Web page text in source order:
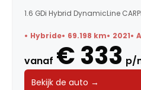
1.6 GDi Hybrid DynamicLine
Hybride 69.198 km 2021
vanaf € 333 p/
Bekijk de auto →